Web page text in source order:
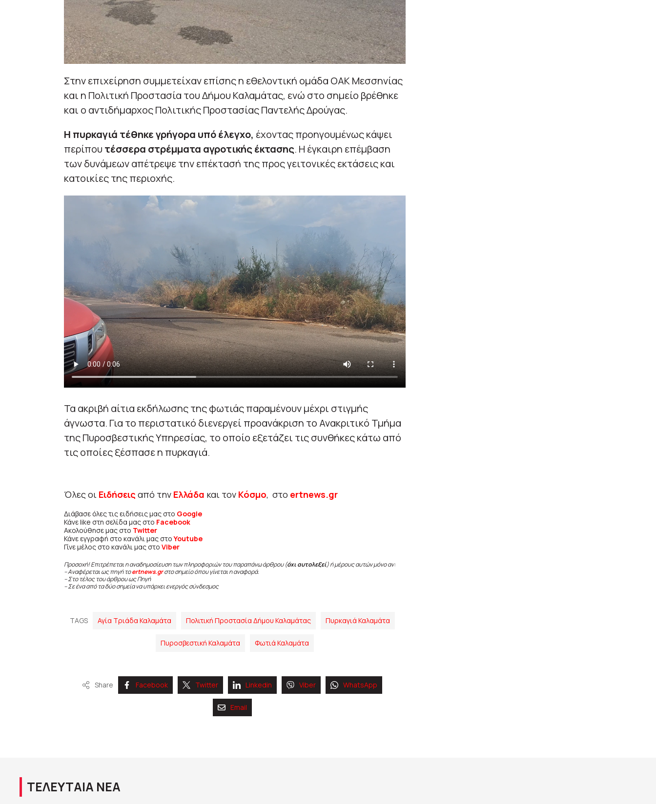
Στην επιχείρηση συμμετείχαν επίσης η εθελοντική ομάδα ΟΑΚ Μεσσηνίας
και η Πολιτική Προστασία του Δήμου Καλαμάτας, ενώ στο σημείο βρέθηκε
και ο αντιδήμαρχος Πολιτικής Προστασίας Παντελής Δρούγας.
Η πυρκαγιά τέθηκε γρήγορα υπό έλεγχο, έχοντας προηγουμένως κάψει
περίπου τέσσερα στρέμματα αγροτικής έκτασης. Η έγκαιρη επέμβαση
των δυνάμεων απέτρεψε την επέκτασή της προς γειτονικές εκτάσεις και
κατοικίες της περιοχής.
Τα ακριβή αίτια εκδήλωσης της φωτιάς παραμένουν μέχρι στιγμής
άγνωστα. Για το περιστατικό διενεργεί προανάκριση το Ανακριτικό Τμήμα
της Πυροσβεστικής Υπηρεσίας, το οποίο εξετάζει τις συνθήκες κάτω από
τις οποίες ξέσπασε η πυρκαγιά.
Όλες οι Ειδήσεις από την Ελλάδα και τον Κόσμο, στο ertnews.gr
Διάβασε όλες τις ειδήσεις μας στο Google
Κάνε like στη σελίδα μας στο Facebook
Ακολούθησε μας στο Twitter
Κάνε εγγραφή στο κανάλι μας στοYoutube
Γίνε μέλος στο κανάλι μας στο Viber
Προσοχή! Επιτρέπεται η αναδημοσίευση των πληροφοριών του παραπάνω άρθρου (όχι αυτολεξεί) ή μέρους αυτών μόνο αν:
– Αναφέρεται ως πηγή τοertnews.gr στο σημείο όπου γίνεται η αναφορά.
– Στο τέλος του άρθρου ως Πηγή
– Σε ένα από τα δύο σημεία να υπάρχει ενεργός σύνδεσμος
TAGS Αγία Τριάδα Καλαμάτα Πολιτική Προστασία Δήμου Καλαμάτας Πυρκαγιά Καλαμάτα
Πυροσβεστική Καλαμάτα Φωτιά Καλαμάτα
Share Facebook Twitter Linkedin Viber WhatsApp
Email
ΤΕΛΕΥΤΑΙΑ ΝΕΑ